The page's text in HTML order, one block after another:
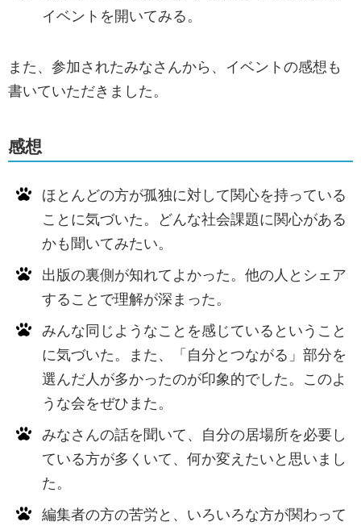
イベントを開いてみる。
また、参加されたみなさんから、イベントの感想も
書いていただきました。
感想
ほとんどの方が孤独に対して関心を持っている
ことに気づいた。どんな社会課題に関心がある
かも聞いてみたい。
出版の裏側が知れてよかった。他の人とシェア
することで理解が深まった。
みんな同じようなことを感じているということ
に気づいた。また、「自分とつながる」部分を
選んだ人が多かったのが印象的でした。このよ
うな会をぜひまた。
みなさんの話を聞いて、自分の居場所を必要し
ている方が多くいて、何か変えたいと思いまし
た。
編集者の方の苦労と、いろいろな方が関わって